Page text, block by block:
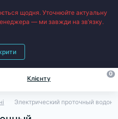
щодня. Уточнюйте актуальну
— ми завжди на зв’язку.
Клієнту
0
Электрический проточный